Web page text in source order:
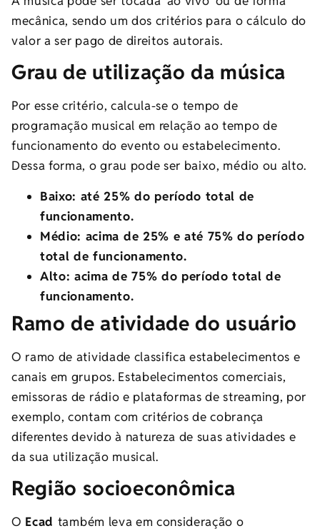
mecânica, sendo um dos critérios para o cálculo do
valor a ser pago de direitos autorais.
Grau de utilização da música
Por esse critério, calcula-se o tempo de
programação musical em relação ao tempo de
funcionamento do evento ou estabelecimento.
Dessa forma, o grau pode ser baixo, médio ou alto.
Baixo: até 25% do período total de
funcionamento.
Médio: acima de 25% e até 75% do período
total de funcionamento.
Alto: acima de 75% do período total de
funcionamento.
Ramo de atividade do usuário
O ramo de atividade classifica estabelecimentos e
canais em grupos. Estabelecimentos comerciais,
emissoras de rádio e plataformas de streaming, por
exemplo, contam com critérios de cobrança
diferentes devido à natureza de suas atividades e
da sua utilização musical.
Região socioeconômica
O Ecad também leva em consideração o